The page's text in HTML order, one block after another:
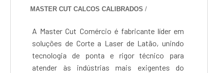
MASTER CUT CALCOS CALIBRADOS /
A Master Cut Comércio é fabricante líder em
soluções de Corte a Laser de Latão, unindo
tecnologia de ponta e rigor técnico para
atender às indústrias mais exigentes do